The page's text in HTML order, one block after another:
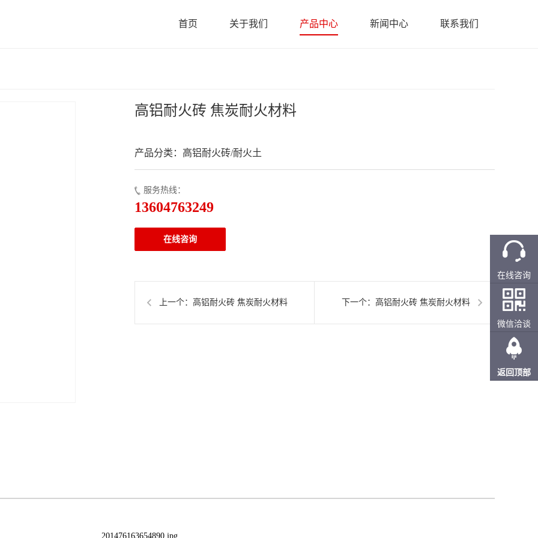
首页 关于我们 产品中心 新闻中心 联系我们
高铝耐火砖 焦炭耐火材料
产品分类：高铝耐火砖/耐火土
服务热线：
13604763249
在线咨询
上一个： 高铝耐火砖 焦炭耐火材料 下一个： 高铝耐火砖 焦炭耐火材料
在线咨询
微信洽谈
返回顶部